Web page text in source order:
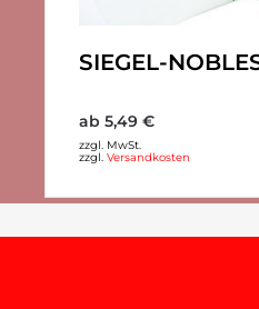
SIEGEL-
ab 5,49 €
zzgl. MwSt.
zzgl. Versandkosten